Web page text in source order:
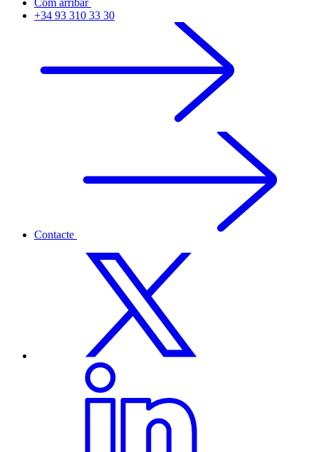
Com arribar
+34 93 310 33 30
Contacte